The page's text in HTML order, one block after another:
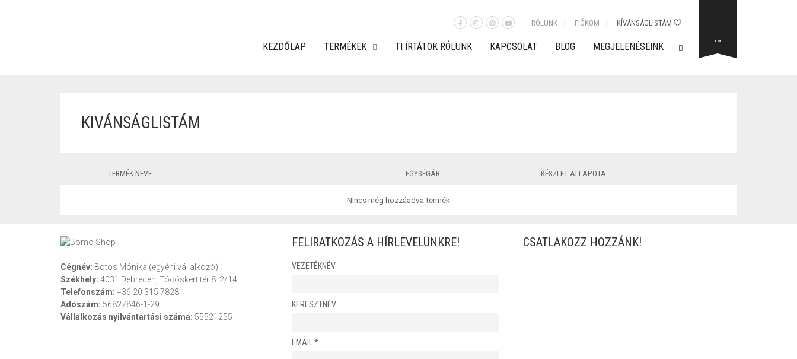
RÓLUNK FIÓKOM KÍVÁNSÁGLISTÁM
KEZDŐLAP TERMÉKEK TI ÍRTÁTOK RÓLUNK KAPCSOLAT BLOG MEGJELENÉSEINK
…
KIVÁNSÁGLISTÁM
TERMÉK NEVE EGYSÉGÁR KÉSZLET ÁLLAPOTA
Nincs még hozzáadva termék
Cégnév: Botos Mónika (egyéni vállalkozó)
Székhely: 4031 Debrecen, Tócóskert tér 8. 2/14
Telefonszám: +36 20 315 7828
Adószám: 56827846-1-29
Vállalkozás nyilvántartási száma: 55521255
FELIRATKOZÁS A HÍRLEVELÜNKRE!
VEZETÉKNÉV
KERESZTNÉV
EMAIL *
CSATLAKOZZ HOZZÁNK!